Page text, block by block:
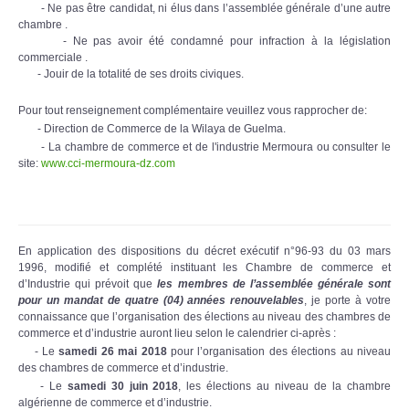
- Ne pas être candidat, ni élus dans l’assemblée générale d’une autre
chambre .
- Ne pas avoir été condamné pour infraction à la législation
commerciale .
- Jouir de la totalité de ses droits civiques.
Pour tout renseignement complémentaire veuillez vous rapprocher de:
- Direction de Commerce de la Wilaya de Guelma.
- La chambre de commerce et de l'industrie Mermoura ou consulter le
site: www.cci-mermoura-dz.com
En application des dispositions du décret exécutif n°96-93 du 03 mars
1996, modifié et complété instituant les Chambre de commerce et
d’Industrie qui prévoit queles membres de l’assemblée générale sont
pour un mandat de quatre (04) années renouvelables, je porte à votre
connaissance que l’organisation des élections au niveau des chambres de
commerce et d’industrie auront lieu selon le calendrier ci-après :
- Lesamedi 26 mai 2018pour l’organisation des élections au niveau
des chambres de commerce et d’industrie.
- Le samedi 30 juin 2018, les élections au niveau de la chambre
algérienne de commerce et d’industrie.